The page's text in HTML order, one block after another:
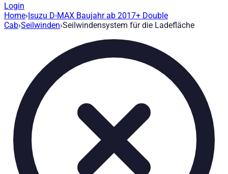
Login
Seilwindensystem für die Ladefläche -
250004|Marke : Road Ranger® |Hersteller
Seilwindensystem für die Ladefläche - Isuzu D-MAX Baujahr
Technische Daten
Nettogewicht 15
kg
Bruttogewicht
17
Einbauzeit
Preis ab
inkl. MwSt.
Fahrzeugkompatibilität
Home›Isuzu D-MAX Baujahr ab 2017+ Double
Cab›Seilwinden›Seilwindensystem für die Ladefläche